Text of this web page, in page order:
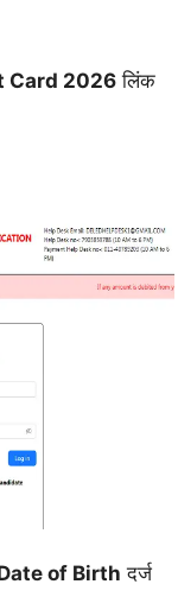
Card 2026लिंक
of Birth दर्ज